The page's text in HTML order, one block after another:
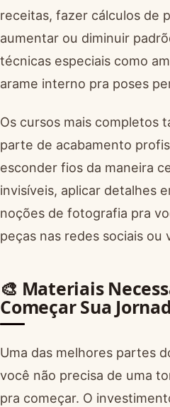
receitas, fazer cálculos de
aumentar ou diminuir
técnicas especiais como
arame interno pra poses
Os cursos mais completos
parte de acabamento
esconder fios da maneira
invisíveis, aplicar detalhes
noções de fotografia pra
peças nas redes sociais ou
🎨 Materiais
Começar Sua
Uma das melhores partes
você não precisa de uma
pra começar. O